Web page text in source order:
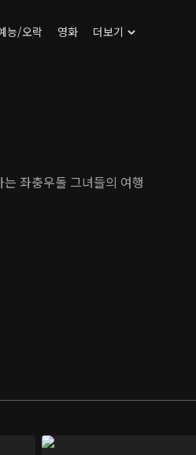
능/오락 영화 더보기
좌충우돌 그녀들의 여행